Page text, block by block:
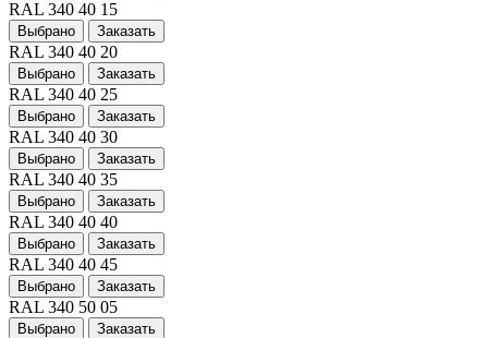
RAL 340 40 15
Выбрано Заказать
RAL 340 40 20
Выбрано Заказать
RAL 340 40 25
Выбрано Заказать
RAL 340 40 30
Выбрано Заказать
RAL 340 40 35
Выбрано Заказать
RAL 340 40 40
Выбрано Заказать
RAL 340 40 45
Выбрано Заказать
RAL 340 50 05
Выбрано Заказать